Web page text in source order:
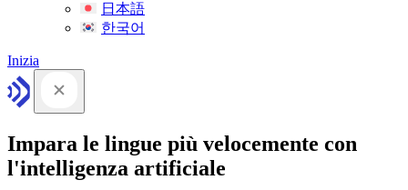
日本語
한국어
Inizia
Impara le lingue più velocemente con
l'intelligenza artificiale